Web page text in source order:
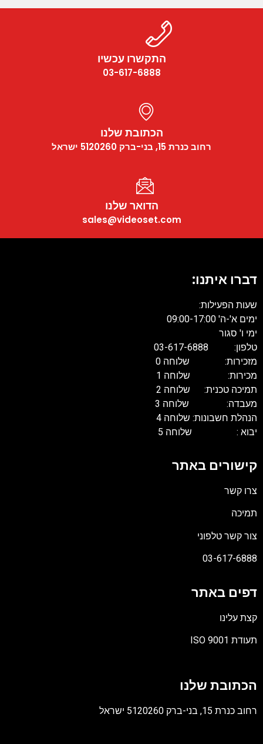
התקשרו עכשיו
03-617-6888
הכתובת שלנו
רחוב כנרת 15, בני-ברק 5120260 ישראל
הדואר שלנו
sales@videoset.com
דברו איתנו:
שעות הפעילות:
ימים א'-ה' 09:00-17:00
ימי ו' סגור
טלפון: 03-617-6888
מזכירות: שלוחה 0
מכירות: שלוחה 1
תמיכה טכנית: שלוחה 2
מעבדה: שלוחה 3
הנהלת חשבונות: שלוחה 4
יבוא : שלוחה 5
קישורים באתר
צרו קשר
תמיכה
צור קשר טלפוני
03-617-6888
דפים באתר
קצת עלינו
תעודת ISO 9001
PDF
הכתובת שלנו
רחוב כנרת 15, בני-ברק 5120260 ישראל